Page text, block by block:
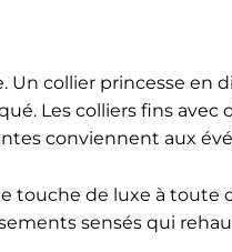
collier princesse en
Les colliers fins avec
conviennent aux
touche de luxe à toute
sensés qui